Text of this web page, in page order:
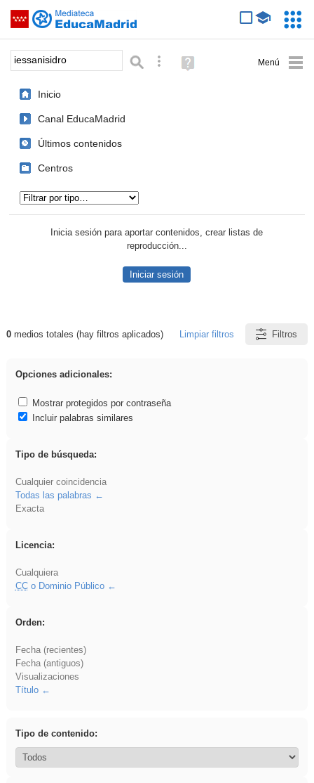
Saltar navegación
Palabra o frase: Búsqueda avanzada
Ayuda
(en
Inicio
Canal EducaMadrid
Últimos contenidos
Centros
Inicia sesión para aportar contenidos, crear listas de
reproducción...
Iniciar sesión
Resultados de: iessanisidro
0medios totales (hay filtros aplicados) Limpiar filtros Filtros
Opciones adicionales:
Mostrar protegidos por contraseña
Incluir palabras similares
Tipo de búsqueda:
Cualquier coincidencia
Todas las palabras
Exacta
Licencia:
Cualquiera
CCo Dominio Público
Orden:
Fecha (recientes)
Fecha (antiguos)
Visualizaciones
Título
Tipo de contenido: